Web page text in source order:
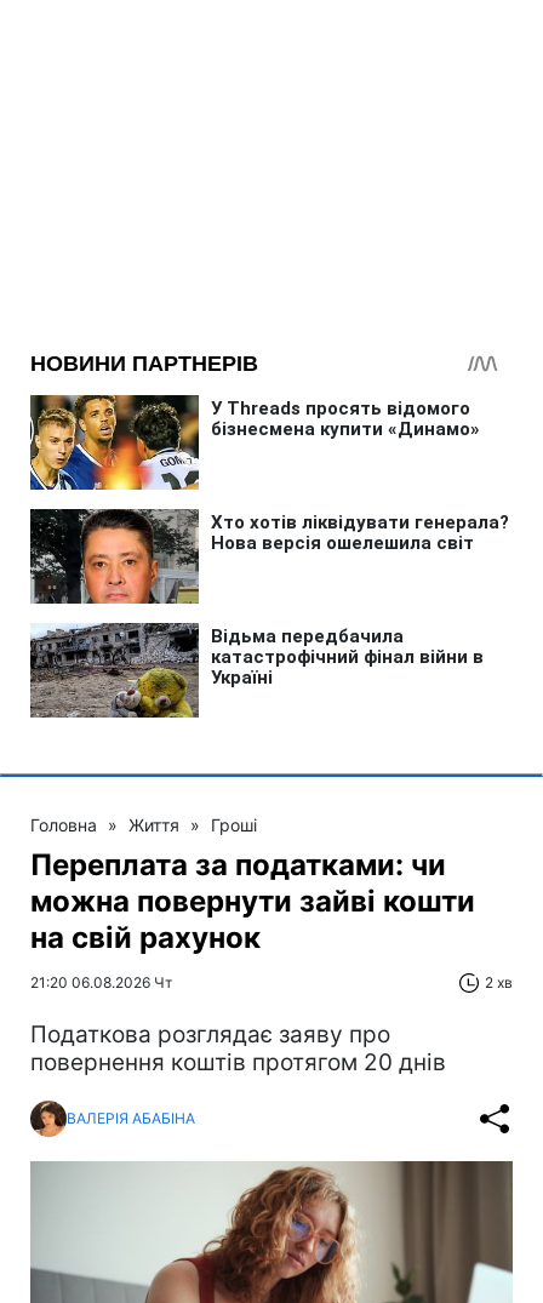
Головна » Життя » Гроші
Переплата за податками: чи
можна повернути зайві кошти
на свій рахунок
21:20 06.08.2026 Чт 2 хв
Податкова розглядає заяву про
повернення коштів протягом 20 днів
ВАЛЕРІЯ АБАБІНА